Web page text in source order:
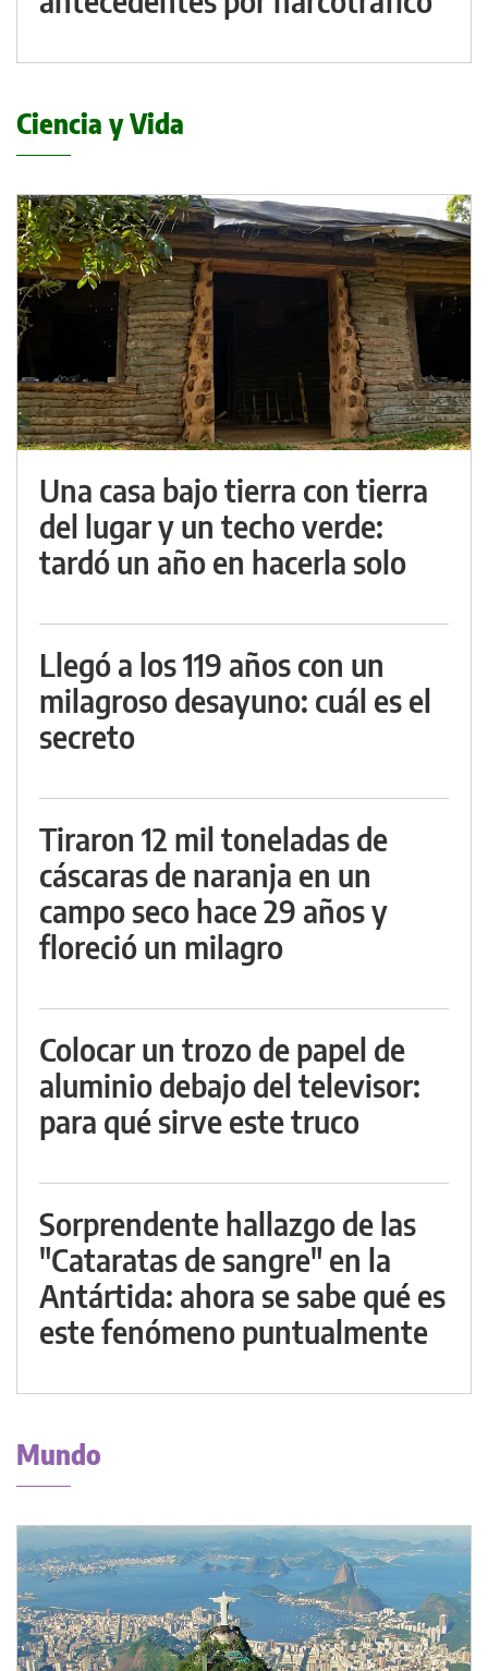
Ciencia y Vida
Una casa bajo tierra con tierra
del lugar y un techo verde:
tardó un año en hacerla solo
Llegó a los 119 años con un
milagroso desayuno: cuál es el
secreto
Tiraron 12 mil toneladas de
cáscaras de naranja en un
campo seco hace 29 años y
floreció un milagro
Colocar un trozo de papel de
aluminio debajo del televisor:
para qué sirve este truco
Sorprendente hallazgo de las
"Cataratas de sangre" en la
Antártida: ahora se sabe qué es
este fenómeno puntualmente
Mundo